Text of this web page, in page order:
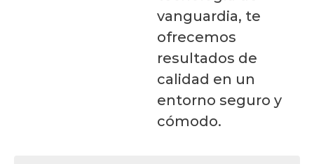
vanguardia, te
ofrecemos
resultados de
calidad en un
entorno seguro y
cómodo.